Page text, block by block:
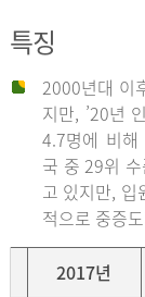
특징
2000년대 이
지만, ’20년
4.7명에 비해
국 중 29위
고 있지만, 입
적으로 중증
2017년